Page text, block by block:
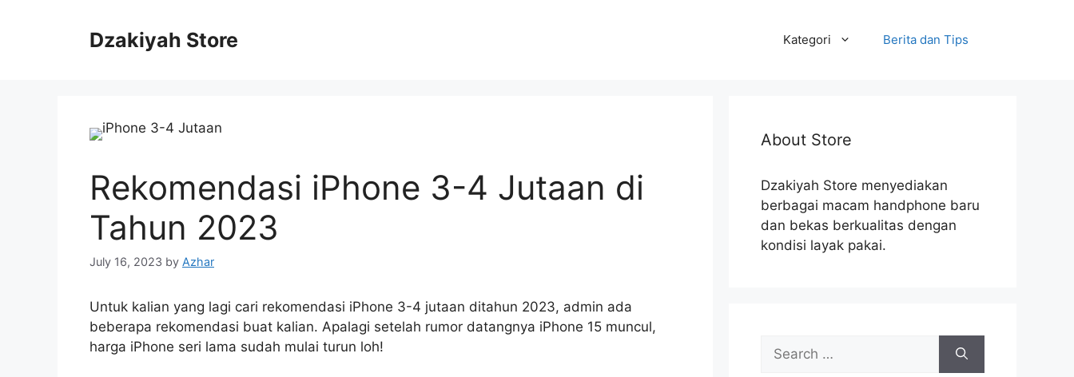
Dzakiyah Store Kategori Berita dan Tips
Rekomendasi iPhone 3-4 Jutaan di
Tahun 2023
July 16, 2023 by Azhar
Untuk kalian yang lagi cari rekomendasi iPhone 3-4 jutaan ditahun 2023, admin ada
beberapa rekomendasi buat kalian. Apalagi setelah rumor datangnya iPhone 15 muncul,
harga iPhone seri lama sudah mulai turun loh!
About Store
Dzakiyah Store menyediakan
berbagai macam handphone baru
dan bekas berkualitas dengan
kondisi layak pakai.
Search
for: